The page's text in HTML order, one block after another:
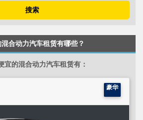
搜索
合动力汽车租赁有哪些？
宜的混合动力汽车租赁有：
豪华